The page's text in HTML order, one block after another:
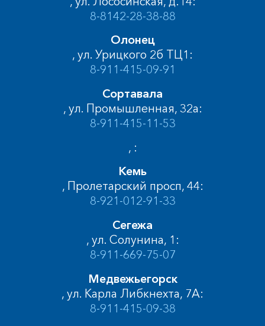
8-8142-28-38-88
Олонец
, ул. Урицкого 2б ТЦ1:
8-911-415-09-91
Сортавала
, ул. Промышленная, 32а:
8-911-415-11-53
, :
Кемь
, Пролетарский просп, 44:
8-921-012-91-33
Сегежа
, ул. Солунина, 1:
8-911-669-75-07
Медвежьегорск
, ул. Карла Либкнехта, 7А:
8-911-415-09-38